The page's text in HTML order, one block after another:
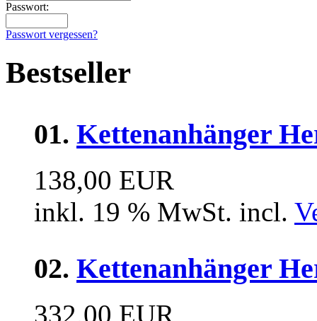
Passwort:
Passwort vergessen?
Bestseller
01. Kettenanhänger
138,00 EUR
inkl. 19 % MwSt. incl.
02. Kettenanhänger
332,00 EUR